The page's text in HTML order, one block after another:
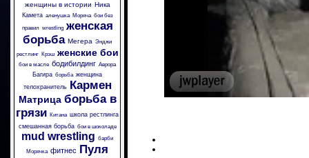
женщины в истории Ника
Камета аленушка Моряча бои без
правил wrestling женская
борьба Мегера Энджи
рестлинг
Крэш женские бои
бои в масле бодибилдинг Аврора
Багира борьба женщина
телохранитель Кармен
Матрица борьба в
грязи Китана школа рестлинга
смешанная борьба бои в шоколаде
mud wrestling барби
Морячка фитнес Пуля